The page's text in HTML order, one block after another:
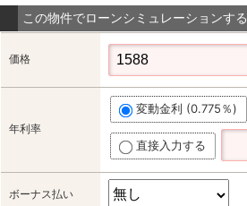
この物件でローンシミュレーションする
価格
年利率
変動金利 (0.775％)
直接入力する
ボーナス払い